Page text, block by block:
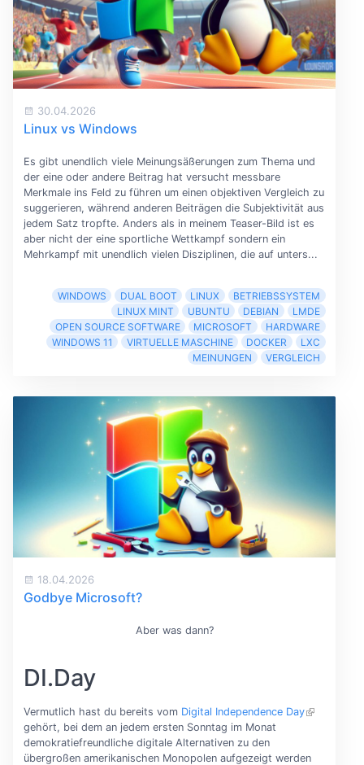
30.04.2026
Linux vs Windows
Es gibt unendlich viele Meinungsäßerungen zum Thema und
der eine oder andere Beitrag hat versucht messbare
Merkmale ins Feld zu führen um einen objektiven Vergleich zu
suggerieren, während anderen Beiträgen die Subjektivität aus
jedem Satz tropfte. Anders als in meinem Teaser-Bild ist es
aber nicht der eine sportliche Wettkampf sondern ein
Mehrkampf mit unendlich vielen Disziplinen, die auf unters...
WINDOWS DUAL BOOT LINUX
BETRIEBSSYSTEM
LINUX MINT
UBUNTU DEBIAN
LMDE
OPEN SOURCE SOFTWARE
MICROSOFT
HARDWARE
WINDOWS 11
VIRTUELLE MASCHINE DOCKER
LXC
MEINUNGEN
VERGLEICH
18.04.2026
Godbye Microsoft?
Aber was dann?
DI.Day
Vermutlich hast du bereits vom Digital Independence Day
gehört, bei dem an jedem ersten Sonntag im Monat
demokratiefreundliche digitale Alternativen zu den
übergroßen amerikanischen Monopolen aufgezeigt werden